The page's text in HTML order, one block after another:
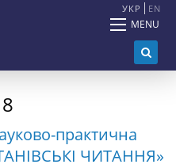
УКР EN
MENU
практична
ЧИТАННЯ»